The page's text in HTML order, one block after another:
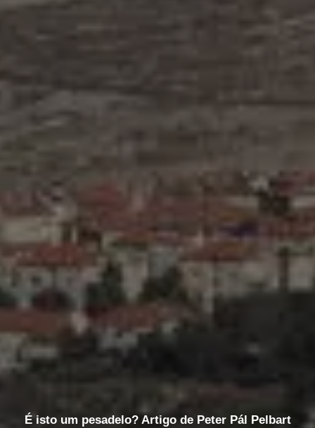
É isto um pesadelo? Artigo de Peter Pál Pelbart